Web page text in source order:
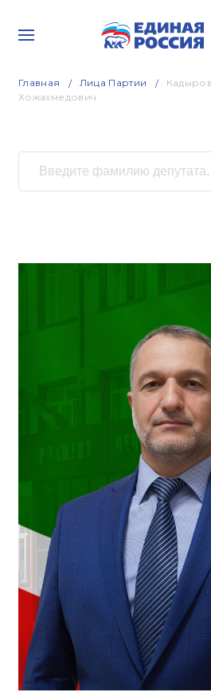
Главная Лица Партии
Хожахмедович